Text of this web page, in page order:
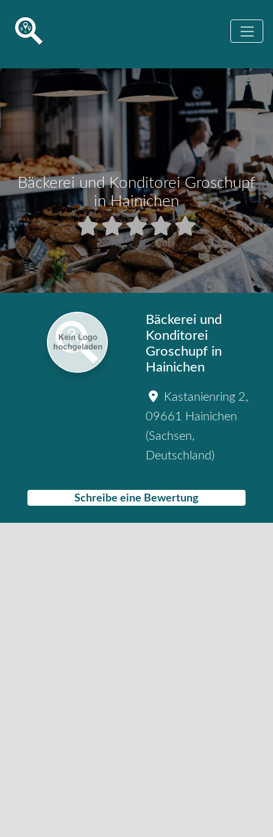
Bäckerei und Konditorei Groschupf
in Hainichen
Bäckerei und
Konditorei
Groschupf in
Hainichen
Kastanienring 2,
09661 Hainichen
(Sachsen,
Deutschland)
Schreibe eine Bewertung